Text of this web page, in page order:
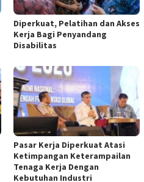
Diperkuat, Pelatihan dan Akses
Kerja Bagi Penyandang
Disabilitas
Pasar Kerja Diperkuat Atasi
Ketimpangan Keterampailan
Tenaga Kerja Dengan
Kebutuhan Industri